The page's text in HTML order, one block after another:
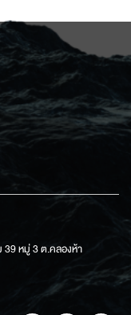
39 หมู่ 3 ต.คลองห้า